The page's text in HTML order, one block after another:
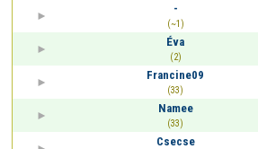
-
(~1)
Éva
(2)
Francine09
(33)
Namee
(33)
Csecse